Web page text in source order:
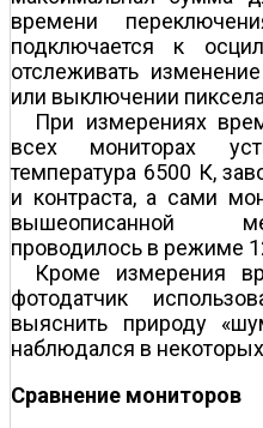
времени
подключается к
отслеживать
или выключении
При измерениях
всех мониторах
температура 6500 К,
и контраста, а сами
вышеописанной
проводилось в режиме
Кроме измерения
фотодатчик
выяснить природу
наблюдался в
Сравнение мониторов